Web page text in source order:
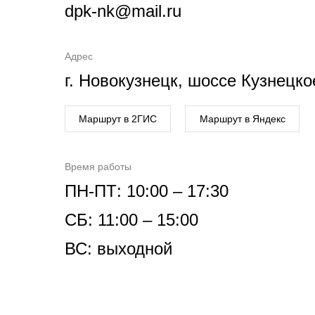
dpk-nk@mail.ru
Адрес
г. Новокузнецк, шоссе
Время работы
ПН-ПТ: 10:00 – 17:30
СБ: 11:00 – 15:00
ВС: выходной
Маршрут в 2ГИС Маршрут в Яндекс